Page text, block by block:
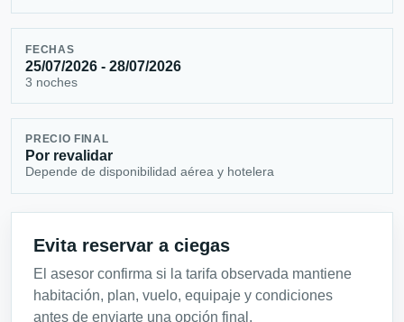
FECHAS
25/07/2026 - 28/07/2026
3 noches
PRECIO FINAL
Por revalidar
Depende de disponibilidad aérea y hotelera
Evita reservar a ciegas
El asesor confirma si la tarifa observada mantiene
habitación, plan, vuelo, equipaje y condiciones
antes de enviarte una opción final.